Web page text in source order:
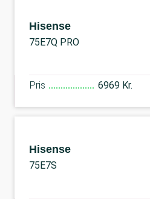
Hisense
75E7Q PRO
Pris 6969 Kr.
Hisense
75E7S